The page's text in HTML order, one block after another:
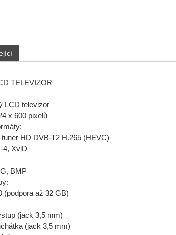
TELEVIZOR
LCD televizor
x 600 pixelů
HD DVB-T2 H.265 (HEVC)
4, XviD
BMP
(podpora až 32 GB)
(jack 3,5 mm)
(jack 3,5 mm)